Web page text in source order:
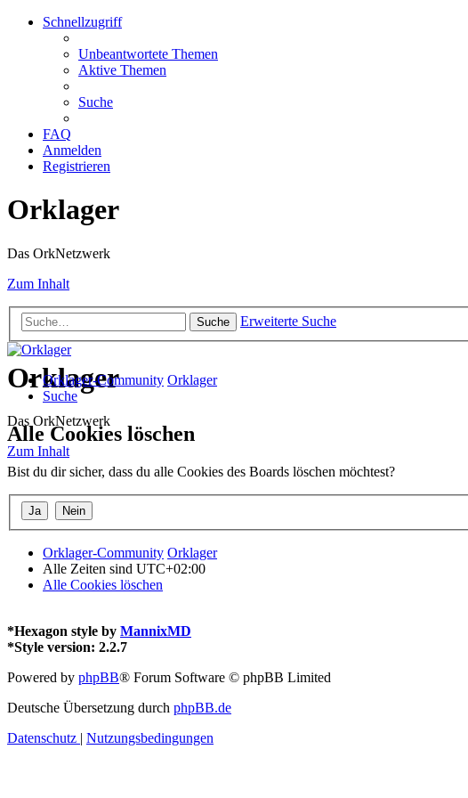
Schnellzugriff
Unbeantwortete Themen
Aktive Themen
Suche
FAQ
Anmelden
Registrieren
Orklager
Das OrkNetzwerk
Zum Inhalt
Suche Erweiterte Suche
Orklager
Das OrkNetzwerk
Zum Inhalt
Orklager-Community Orklager
Suche
Alle Cookies löschen
Bist du dir sicher, dass du alle Cookies des Boards löschen möchtest?
Orklager-Community Orklager
Alle Zeiten sind UTC+02:00
Alle Cookies löschen
*Hexagon style by MannixMD
*Style version: 2.2.7
Powered by phpBB® Forum Software © phpBB Limited
Deutsche Übersetzung durch phpBB.de
Datenschutz | Nutzungsbedingungen